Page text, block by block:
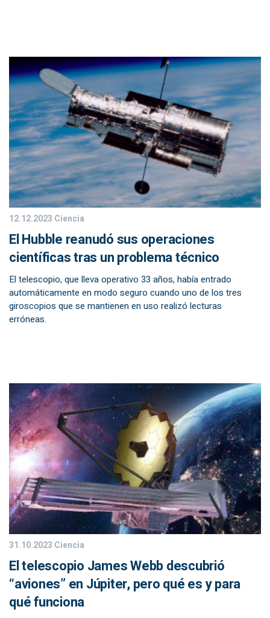
12.12.2023 Ciencia
El Hubble reanudó sus operaciones
científicas tras un problema técnico
El telescopio, que lleva operativo 33 años, había entrado
automáticamente en modo seguro cuando uno de los tres
giroscopios que se mantienen en uso realizó lecturas
erróneas.
31.10.2023 Ciencia
El telescopio James Webb descubrió
“aviones” en Júpiter, pero qué es y para
qué funciona